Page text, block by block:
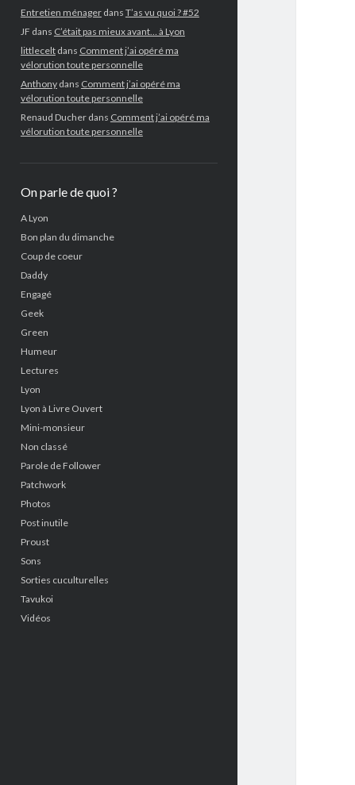
Entretien ménagerdans T’as vu quoi ? #52
JF dans C’était pas mieux avant… à Lyon
littleceltdans Comment j’ai opéré ma
vélorution toute personnelle
Anthonydans Comment j’ai opéré ma
vélorution toute personnelle
Renaud Ducherdans Comment j’ai opéré ma
vélorution toute personnelle
On parle de quoi ?
A Lyon
Bon plan du dimanche
Coup de coeur
Daddy
Engagé
Geek
Green
Humeur
Lectures
Lyon
Lyon à Livre Ouvert
Mini-monsieur
Non classé
Parole de Follower
Patchwork
Photos
Post inutile
Proust
Sons
Sorties cuculturelles
Tavukoi
Vidéos